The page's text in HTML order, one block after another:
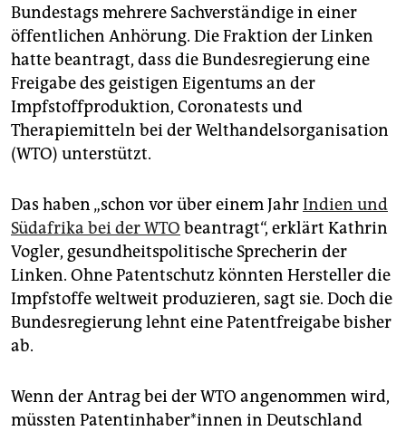
Bundestags mehrere Sachverständige in einer
öffentlichen Anhörung. Die Fraktion der Linken
hatte beantragt, dass die Bundesregierung eine
Freigabe des geistigen Eigentums an der
Impfstoffproduktion, Coronatests und
Therapiemitteln bei der Welthandelsorganisation
(WTO) unterstützt.
Das haben „schon vor über einem JahrIndien und
Südafrika bei der WTO beantragt“, erklärt Kathrin
Vogler, gesundheitspolitische Sprecherin der
Linken. Ohne Patentschutz könnten Hersteller die
Impfstoffe weltweit produzieren, sagt sie. Doch die
Bundesregierung lehnt eine Patentfreigabe bisher
ab.
Wenn der Antrag bei der WTO angenommen wird,
müssten Pa­tent­in­ha­be­r*in­nen in Deutschland